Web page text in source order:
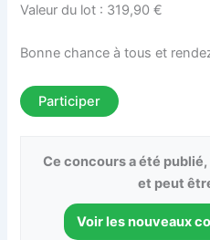
Valeur du lot : 319,90 €
Bonne chance à tous et
Participer
Ce concours a été
et peut
Voir les nouveaux